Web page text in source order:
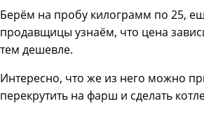
Берём на пробу килограмм по 25,
продавщицы узнаём, что цена
тем дешевле.
Интересно, что же из него можно
перекрутить на фарш и сделать